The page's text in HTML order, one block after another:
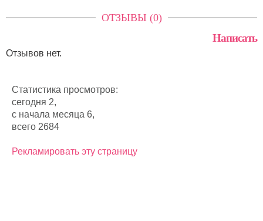
ОТЗЫВЫ (0)
Написать
Отзывов нет.
Статистика просмотров:
сегодня 2,
с начала месяца 6,
всего 2684
Рекламировать эту страницу